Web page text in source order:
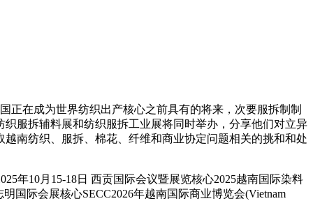
在成为世界纺织出产核心之前具有的将来，次要服拆制制
服拆辅料展和纺织服拆工业展将同时举办，分享他们对立异
南纺织、服拆、棉花、纤维和商业协定问题相关的挑和和处
年10月15-18日 西贡国际会议暨展览核心2025越南国际染料
国际会展核心SECC2026年越南国际商业博览会(Vietnam